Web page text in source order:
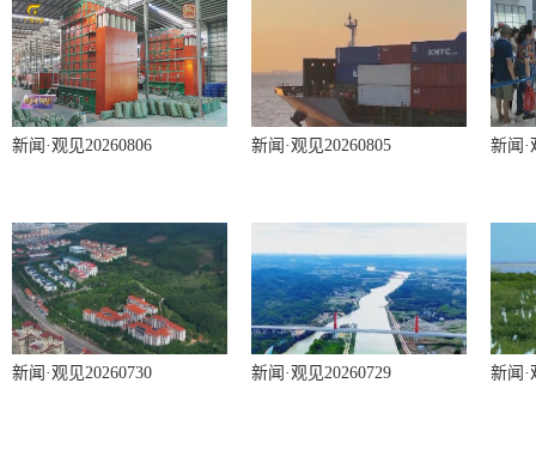
新闻·观见20260806 新闻·观见20260805 新闻·
新闻·观见20260730 新闻·观见20260729 新闻·